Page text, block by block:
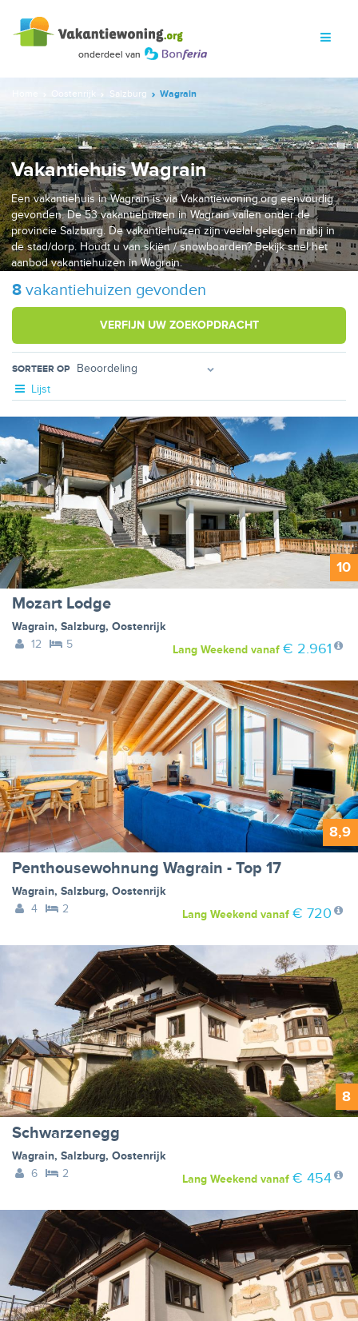
Oostenrijk Salzburg Wagrain
Vakantiehuis Wagrain
Een vakantiehuis in Wagrain is via Vakantiewoning.org eenvoudig
gevonden. De 53 vakantiehuizen in Wagrain vallen onder de
provincie Salzburg. De vakantiehuizen zijn veelal gelegen nabij in
de stad/dorp. Houdt u van skiën / snowboarden? Bekijk snel het
aanbod vakantiehuizen in Wagrain.
8 vakantiehuizen gevonden
VERFIJN UW ZOEKOPDRACHT
SORTEER OP
Lijst
10
Mozart Lodge
Wagrain, Salzburg, Oostenrijk
12
5 Lang Weekendvanaf € 2.961
8,9
Penthousewohnung Wagrain - Top 17
Wagrain, Salzburg, Oostenrijk
4
2 Lang Weekendvanaf € 720
8
Schwarzenegg
Wagrain, Salzburg, Oostenrijk
6
2 Lang Weekendvanaf € 454